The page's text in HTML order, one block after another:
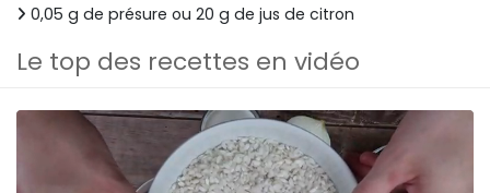
0,05 g de présure ou 20 g de jus de citron
Le top des recettes en vidéo